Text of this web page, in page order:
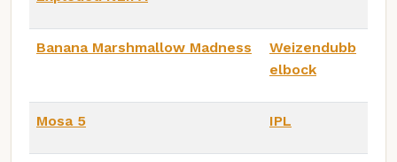
Banana Marshmallow Madness
Weizendubb
elbock
Mosa 5 IPL